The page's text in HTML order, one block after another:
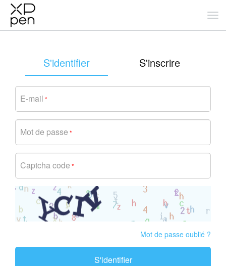
S'identifier S'inscrire
E-mail *
Mot de passe *
Captcha code *
Mot de passe oublié ?
S'identifier